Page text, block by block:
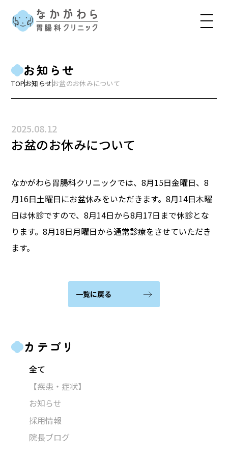
お知らせ
TOPお知らせお盆のお休みについて
カテゴリ
全て
【疾患・症状】
お知らせ
採用情報
院長ブログ
2025.08.12
お盆のお休みについて
なかがわら胃腸科クリニックでは、8月15日金曜日、8
月16日土曜日にお盆休みをいただきます。8月14日木曜
日は休診ですので、8月14日から8月17日まで休診とな
ります。8月18日月曜日から通常診療をさせていただき
ます。
一覧に戻る